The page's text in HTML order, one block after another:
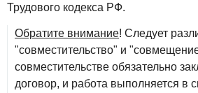
Трудового кодекса РФ.
Обратите внимание! Следует
"совместительство" и
совместительстве обязательно
договор, и работа выполняется в